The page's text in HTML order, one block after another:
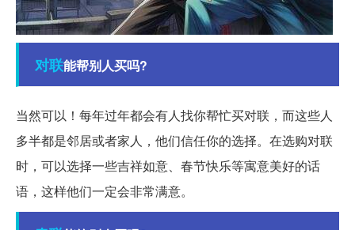
对联能帮别人买吗?
当然可以！每年过年都会有人找你帮忙买对联，而这些人
多半都是邻居或者家人，他们信任你的选择。在选购对联
时，可以选择一些吉祥如意、春节快乐等寓意美好的话
语，这样他们一定会非常满意。